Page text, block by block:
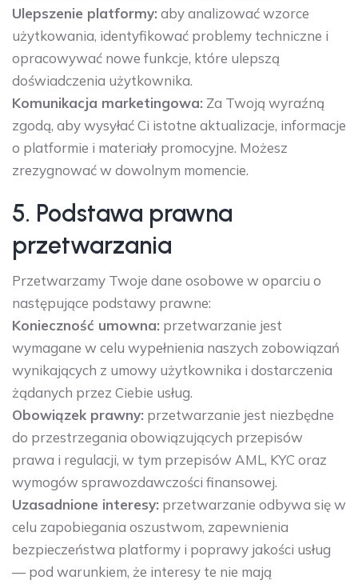
Ulepszenie platformy: aby analizować wzorce
użytkowania, identyfikować problemy techniczne i
opracowywać nowe funkcje, które ulepszą
doświadczenia użytkownika.
Komunikacja marketingowa: Za Twoją wyraźną
zgodą, aby wysyłać Ci istotne aktualizacje, informacje
o platformie i materiały promocyjne. Możesz
zrezygnować w dowolnym momencie.
5. Podstawa prawna
przetwarzania
Przetwarzamy Twoje dane osobowe w oparciu o
następujące podstawy prawne:
Konieczność umowna: przetwarzanie jest
wymagane w celu wypełnienia naszych zobowiązań
wynikających z umowy użytkownika i dostarczenia
żądanych przez Ciebie usług.
Obowiązek prawny: przetwarzanie jest niezbędne
do przestrzegania obowiązujących przepisów
prawa i regulacji, w tym przepisów AML, KYC oraz
wymogów sprawozdawczości finansowej.
Uzasadnione interesy: przetwarzanie odbywa się w
celu zapobiegania oszustwom, zapewnienia
bezpieczeństwa platformy i poprawy jakości usług
— pod warunkiem, że interesy te nie mają